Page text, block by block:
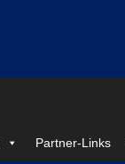
Partner-Links